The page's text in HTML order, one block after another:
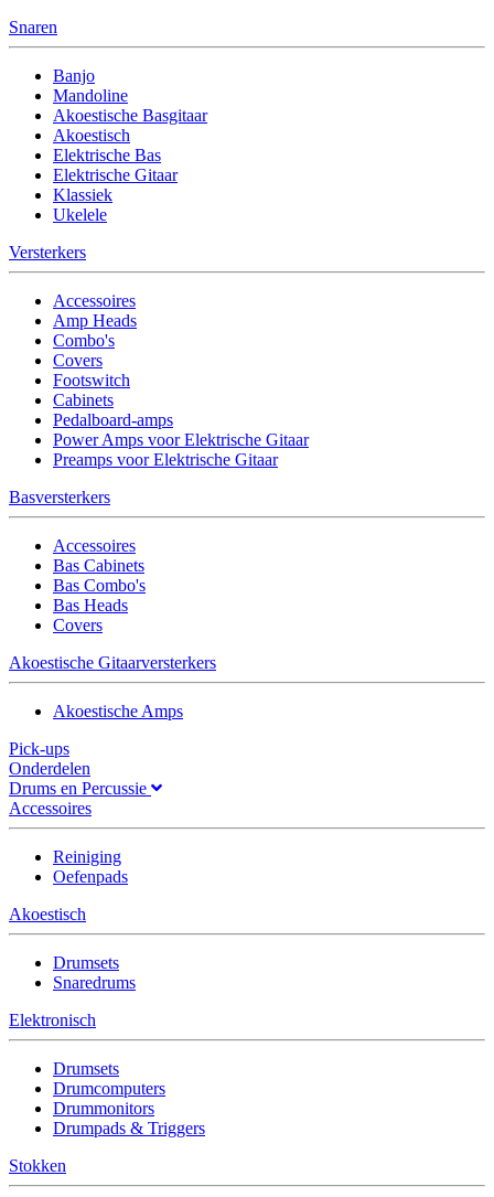
Snaren
Banjo
Mandoline
Akoestische Basgitaar
Akoestisch
Elektrische Bas
Elektrische Gitaar
Klassiek
Ukelele
Versterkers
Accessoires
Amp Heads
Combo's
Covers
Footswitch
Cabinets
Pedalboard-amps
Power Amps voor Elektrische Gitaar
Preamps voor Elektrische Gitaar
Basversterkers
Accessoires
Bas Cabinets
Bas Combo's
Bas Heads
Covers
Akoestische Gitaarversterkers
Akoestische Amps
Pick-ups
Onderdelen
Drums en Percussie
Accessoires
Reiniging
Oefenpads
Akoestisch
Drumsets
Snaredrums
Elektronisch
Drumsets
Drumcomputers
Drummonitors
Drumpads & Triggers
Stokken